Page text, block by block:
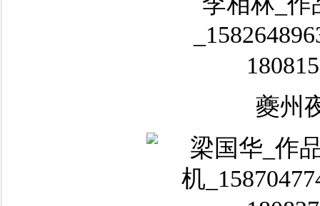
夔州